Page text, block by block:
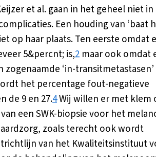
et al. gaan in het geheel niet
Een houding van ‘baat
op haar plaats. Ten eerste omdat
5&percnt; is,2 maar ook omdat
‘in-transitmetastasen’
het percentage fout-negatieve
de 9 en 27.4Wij willen er met klem
een SWK-biopsie voor het
zoals terecht ook wordt
van het Kwaliteitsinstituut